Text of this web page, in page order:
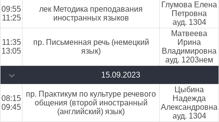
09:55
11:25
лек Методика преподавания
иностранных языков
Глумова Елена
Петровна
ауд. 1304
11:35
13:05
пр. Письменная речь (немецкий
язык)
Матвеева
Ирина
Владимировна
ауд. 1203нем
15.09.2023
08:15
09:45
пр. Практикум по культуре речевого
общения (второй иностранный
(английский) язык)
Цыбина
Надежда
Александровна
ауд. 1304